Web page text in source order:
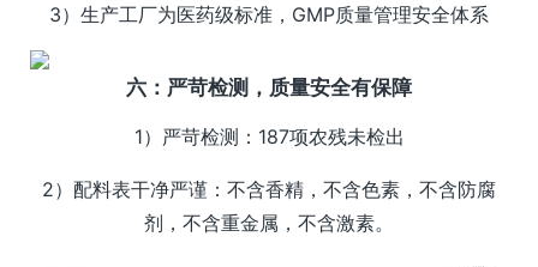
3）生产工厂为医药级标准，GMP质量管理安全体系
六：严苛检测，质量安全有保障
1）严苛检测：187项农残未检出
2）配料表干净严谨：不含香精，不含色素，不含防腐
剂，不含重金属，不含激素。